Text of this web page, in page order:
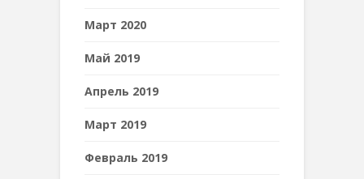
Март 2020
Май 2019
Апрель 2019
Март 2019
Февраль 2019